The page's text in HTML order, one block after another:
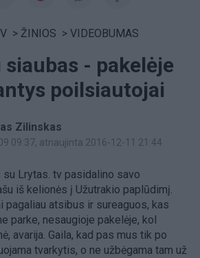
> ŽINIOS > VIDEOBUMAS
- pakelėje
poilsiautojai
Zilinskas
09:37, atnaujinta 2016-12-11 21:44
Lrytas. tv pasidalino savo
iš kelionės į Užutrakio paplūdimį.
pagaliau atsibus ir sureaguos, kas
parke, nesaugioje pakelėje, kol
avarija. Gaila, kad pas mus tik po
tvarkytis, o ne užbėgama tam už